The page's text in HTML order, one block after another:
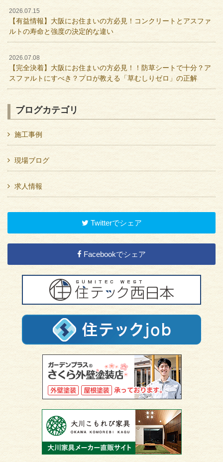
2026.07.15
【有益情報】大阪にお住まいの方必見！コンクリートとアスファ
ルトの寿命と強度の決定的な違い
2026.07.08
【完全決着】大阪にお住まいの方必見！！防草シートで十分？ア
スファルトにすべき？プロが教える「草むしりゼロ」の正解
ブログカテゴリ
施工事例
現場ブログ
求人情報
Twitterでシェア
Facebookでシェア